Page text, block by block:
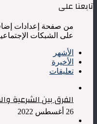
الفكر
تابعنا على
من صفحة إعدادات
على الشبكات
الأشهر
الأخيرة
تعليقات
الفرق بين الشرعية
26 أغسطس 2022